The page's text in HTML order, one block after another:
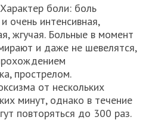
боли: боль
очень интенсивная,
жгучая. Больные в момент
и даже не шевелятся,
прострелом.
от нескольких
минут, однако в течение
повторяться до 300 раз.